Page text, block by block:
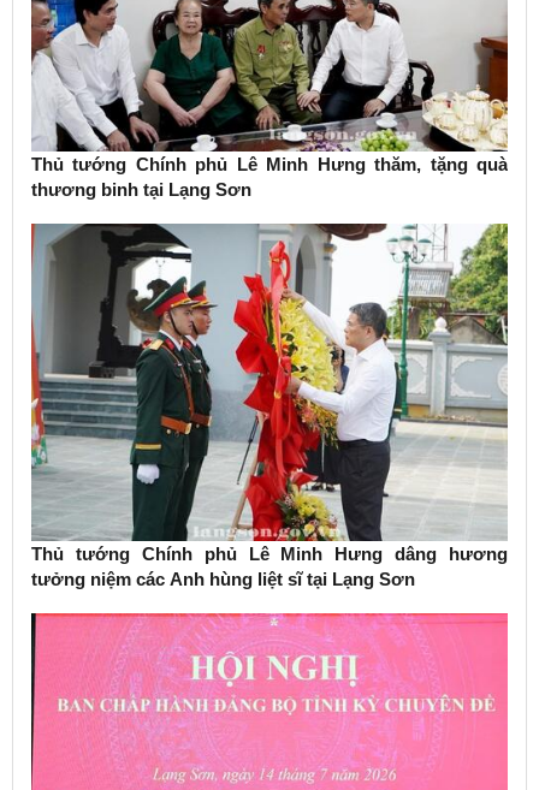
Thủ tướng Chính phủ Lê Minh Hưng thăm, tặng quà
thương binh tại Lạng Sơn
Thủ tướng Chính phủ Lê Minh Hưng dâng hương
tưởng niệm các Anh hùng liệt sĩ tại Lạng Sơn